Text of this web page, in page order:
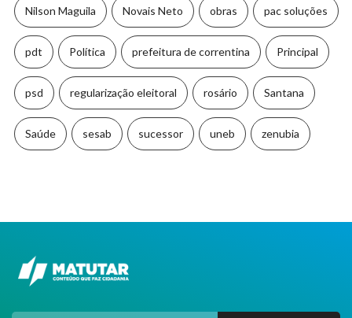
Nilson Maguila Novais Neto obras pac soluções
pdt Política prefeitura de correntina Principal
psd regularização eleitoral rosário Santana
Saúde sesab sucessor uneb zenubia